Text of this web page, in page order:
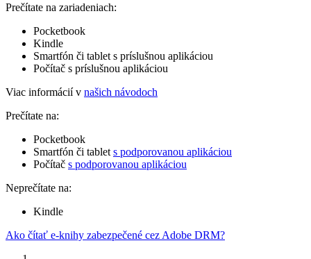
Prečítate na zariadeniach:
Pocketbook
Kindle
Smartfón či tablet s príslušnou aplikáciou
Počítač s príslušnou aplikáciou
Viac informácií v našich návodoch
Prečítate na:
Pocketbook
Smartfón či tablet s podporovanou aplikáciou
Počítač s podporovanou aplikáciou
Neprečítate na:
Kindle
Ako čítať e-knihy zabezpečené cez Adobe DRM?